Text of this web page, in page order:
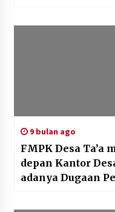
9 bulan ago
FMPK Desa Ta’a
depan Kantor
adanya Dugaan